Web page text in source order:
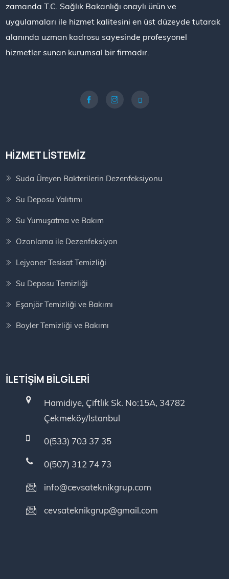
zamanda T.C. Sağlık Bakanlığı onaylı ürün ve
uygulamaları ile hizmet kalitesini en üst düzeyde tutarak
alanında uzman kadrosu sayesinde profesyonel
hizmetler sunan kurumsal bir firmadır.
HIZMET LISTEMIZ
Suda Üreyen Bakterilerin Dezenfeksiyonu
Su Deposu Yalıtımı
Su Yumuşatma ve Bakım
Ozonlama ile Dezenfeksiyon
Lejyoner Tesisat Temizliği
Su Deposu Temizliği
Eşanjör Temizliği ve Bakımı
Boyler Temizliği ve Bakımı
İLETIŞIM BILGILERI
Hamidiye, Çiftlik Sk. No:15A, 34782
Çekmeköy/İstanbul
0(533) 703 37 35
0(507) 312 74 73
info@cevsateknikgrup.com
cevsateknikgrup@gmail.com